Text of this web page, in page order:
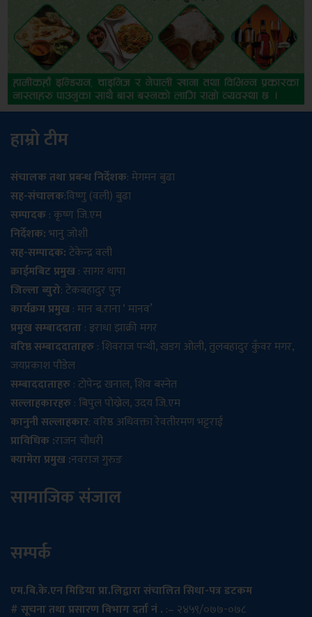
हाम्रो टीम
संचालक तथा प्रबन्ध निर्देशक: मेगमन बुढा
सह-संचालक:विष्णु (वली) बुढा
सम्पादक: कृष्ण जि.एम
निर्देशक:भानु जोशी
सह-सम्पादक:टेकेन्द्र वली
क्राईमबिट प्रमुख: सागर थापा
जिल्ला ब्युरो: टेकबहादुर पुन
कार्यक्रम प्रमुख: मान ब.राना ‘ मानव’
प्रमुख सम्बाददाता: इराधा झाक्री मगर
वरिष्ठ सम्बाददाताहरु: शिवराज पन्थी, खडग ओली, तुलबहादुर कुँवर मगर,
जयप्रकाश पौडेल
सम्बाददाताहरु: टोपेन्द्र खनाल, शिव बस्नेत
सल्लाहकारहरु: बिपुल पोख्रेल, उदय जि.एम
कानुनी सल्लाहकार: वरिष्ठ अधिवक्ता रेवतीरमण भट्टराई
प्राविधिक :राजन चौधरी
क्यामेरा प्रमुख :नवराज गुरुङ
सामाजिक संजाल
सम्पर्क
एम.बि.के.एन मिडिया प्रा.लिद्वारा संचालित सिधा-पत्र डटकम
# सूचना तथा प्रसारण विभाग दर्ता नं . :– २४५९/०७७-०७८